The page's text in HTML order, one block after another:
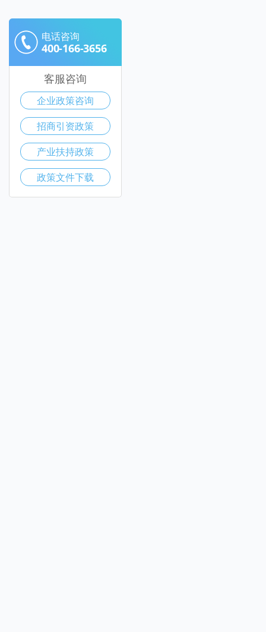
电话咨询
400-166-3656
客服咨询
企业政策咨询
招商引资政策
产业扶持政策
政策文件下载